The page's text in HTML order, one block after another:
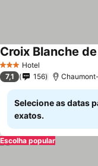
3 EstrelasHotel
Croix Blanche
7,1 156
Selecione as datas
exatos.
Escolha popular